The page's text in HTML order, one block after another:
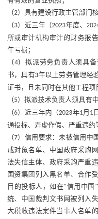
（2）具有建设行政主管部门
（3）近三年（2023年度、
所或审计机构审计的财务报
年亏损；
（4）拟派劳务负责人须具
书，具有3年以上劳务管理经
证书，且未同时在其他工程项
（5）拟派技术负责人须具有
（6）近三年内（2023年1月 1
通投标、弄虚作假、严重违约
（7）信用要求：未被信用中
戒对象名单、中国政府采购
法失信主体、政府采购严重
国资集团列入黑名单、合作
目的投标人，如在“信用中
统、中国裁判文书网被列入
大税收违法案件当事人名单